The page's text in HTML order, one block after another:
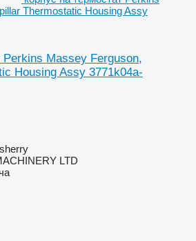
Thermostatic Housing Assy
Perkins Massey Ferguson,
Housing Assy 3771k04a-
LTD